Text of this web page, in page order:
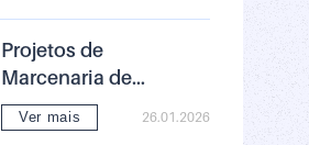
Projetos de
Marcenaria de
Cozinha Grátis –
Download
Ver mais 26.01.2026